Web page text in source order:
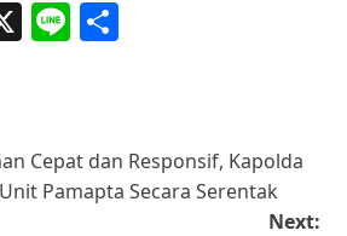
X Line
Cepat dan Responsif, Kapolda
Pamapta Secara Serentak
Next: